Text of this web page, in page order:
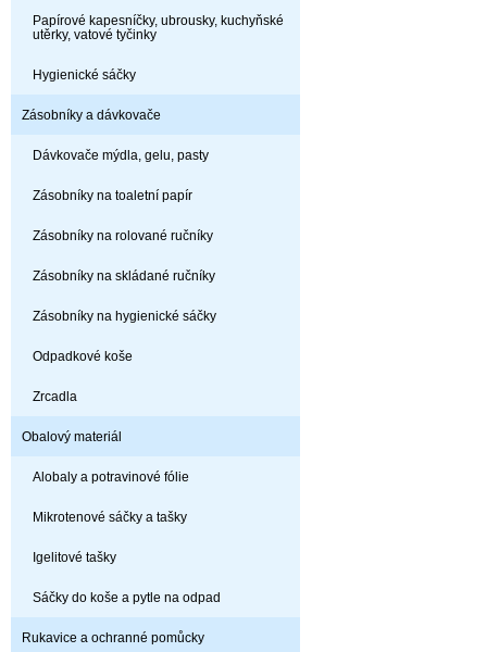
Papírové kapesníčky, ubrousky, kuchyňské
utěrky, vatové tyčinky
Hygienické sáčky
Zásobníky a dávkovače
Dávkovače mýdla, gelu, pasty
Zásobníky na toaletní papír
Zásobníky na rolované ručníky
Zásobníky na skládané ručníky
Zásobníky na hygienické sáčky
Odpadkové koše
Zrcadla
Obalový materiál
Alobaly a potravinové fólie
Mikrotenové sáčky a tašky
Igelitové tašky
Sáčky do koše a pytle na odpad
Rukavice a ochranné pomůcky